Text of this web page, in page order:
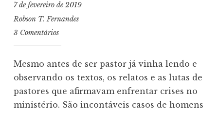
7 de fevereiro de 2019
Robson T. Fernandes
3 Comentários
Mesmo antes de ser pastor já vinha lendo e
observando os textos, os relatos e as lutas de
pastores que afirmavam enfrentar crises no
ministério. São incontáveis casos de homens